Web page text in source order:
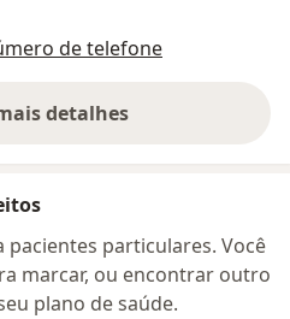
de telefone
detalhes
sobre o endereço
pacientes particulares. Você
marcar, ou encontrar outro
plano de saúde.